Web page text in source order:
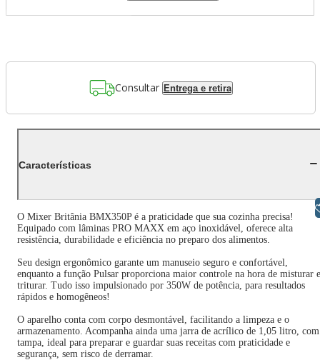
Consultar Entrega e retira
Características
O Mixer Britânia BMX350P é a praticidade que sua cozinha precisa!
Equipado com lâminas PRO MAXX em aço inoxidável, oferece alta
resistência, durabilidade e eficiência no preparo dos alimentos.
Seu design ergonômico garante um manuseio seguro e confortável,
enquanto a função Pulsar proporciona maior controle na hora de misturar e
triturar. Tudo isso impulsionado por 350W de potência, para resultados
rápidos e homogêneos!
O aparelho conta com corpo desmontável, facilitando a limpeza e o
armazenamento. Acompanha ainda uma jarra de acrílico de 1,05 litro, com
tampa, ideal para preparar e guardar suas receitas com praticidade e
segurança, sem risco de derramar.